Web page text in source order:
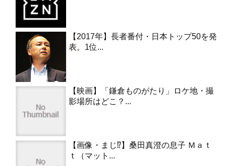
【2017年】長者番付・日本トップ50を発
表。1位...
【映画】「鎌倉ものがたり」ロケ地・撮
影場所はどこ？...
【画像・まじ⁉︎】桑田真澄の息子 Ｍａｔ
ｔ（マット...